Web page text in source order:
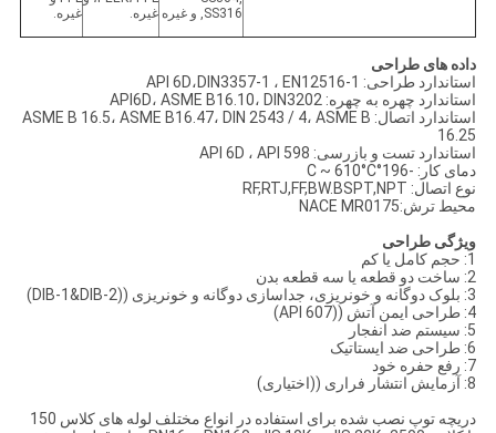
SS316, و غیره
غیره.
غیره.
داده های طراحی
استاندارد طراحی: API 6D،DIN3357-1 ، EN12516-1
استاندارد چهره به چهره: API6D، ASME B16.10، DIN3202
استاندارد اتصال: ASME B 16.5، ASME B16.47، DIN 2543 / 4، ASME B
16.25
استاندارد تست و بازرسی: API 6D ، API 598
دمای کار: -196°C ~ 610°C
نوع اتصال: RF,RTJ,FF,BW.BSPT,NPT
محیط ترش:NACE MR0175
ویژگی طراحی
1: حجم کامل یا کم
2: ساخت دو قطعه یا سه قطعه بدن
3: بلوک دوگانه و خونریزی، جداسازی دوگانه و خونریزی ((DIB-1&DIB-2)
4: طراحی ایمن آتش ((API 607)
5: سیستم ضد انفجار
6: طراحی ضد ایستاتیک
7: رفع حفره خود
8: آزمایش انتشار فراری ((اختیاری)
دریچه توپ نصب شده برای استفاده در انواع مختلف لوله های کلاس 150